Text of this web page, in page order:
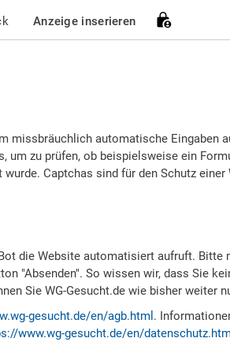
Anzeige inserieren
missbräuchlich automatische Eingaben
um zu prüfen, ob beispielsweise ein
Captchas sind für den Schutz einer
die Website automatisiert aufruft. Bitte
"Absenden". So wissen wir, dass Sie
Sie WG-Gesucht.de wie bisher weiter
gesucht.de/en/agb.html .
www.wg-gesucht.de/en/